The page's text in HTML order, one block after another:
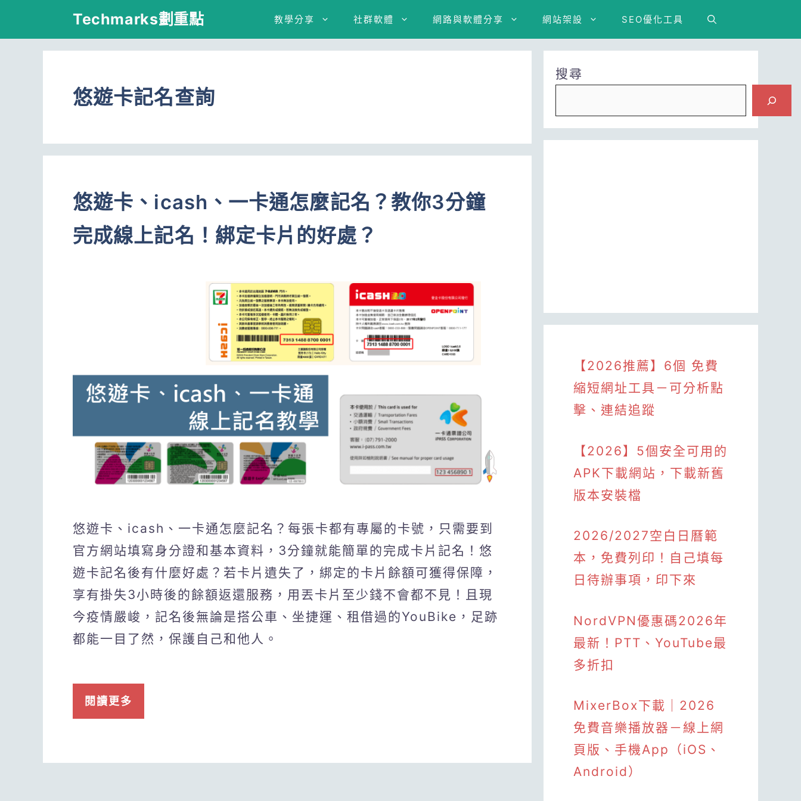
Techmarks劃重點 教學分享 社群軟體 網路與軟體分享 網站架設 SEO優化工具
悠遊卡記名查詢
悠遊卡、icash、一卡通怎麼記名？教你3分鐘
完成線上記名！綁定卡片的好處？
悠遊卡、icash、一卡通怎麼記名？每張卡都有專屬的卡號，只需要到
官方網站填寫身分證和基本資料，3分鐘就能簡單的完成卡片記名！悠
遊卡記名後有什麼好處？若卡片遺失了，綁定的卡片餘額可獲得保障，
享有掛失3小時後的餘額返還服務，用丟卡片至少錢不會都不見！且現
今疫情嚴峻，記名後無論是搭公車、坐捷運、租借過的YouBike，足跡
都能一目了然，保護自己和他人。
閱讀更多
搜尋
【2026推薦】6個 免費
縮短網址工具－可分析點
擊、連結追蹤
【2026】5個安全可用的
APK下載網站，下載新舊
版本安裝檔
2026/2027空白日曆範
本，免費列印！自己填每
日待辦事項，印下來
NordVPN優惠碼2026年
最新！PTT、YouTube最
多折扣
MixerBox下載｜2026
免費音樂播放器－線上網
頁版、手機App（iOS、
Android）